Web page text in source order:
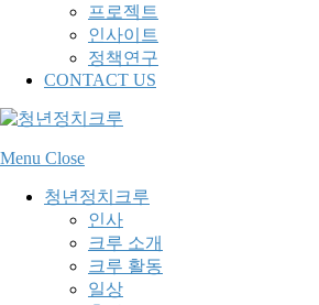
프로젝트
인사이트
정책연구
CONTACT US
Menu Close
청년정치크루
인사
크루 소개
크루 활동
일상